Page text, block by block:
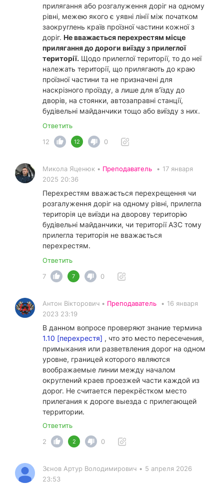
прилягання або розгалуження доріг на одному
рівні, межею якого є уявні лінії між початком
заокруглень країв проїзної частини кожної з
доріг. Не вважається перехрестям місце
прилягання до дороги виїзду з прилеглої
території. Щодо прилеглої території, то до неї
належать території, що прилягають до краю
проїзної частини та не призначені для
наскрізного проїзду, а лише для в’їзду до
дворів, на стоянки, автозаправні станції,
будівельні майданчики тощо або виїзду з них.
Ответить
12
12 0
Микола Яценюк • Преподаватель • 17 января
2025 20:36
Перехрестям вважається перехрещення чи
розгалуження доріг на одному рівні, прилегла
територія це виїзди на дворову територію
будівельні майданчики, чи території АЗС тому
прилегла територія не вважається
перехрестям.
Ответить
7
7 0
Антон Вікторович • Преподаватель • 16 января
2023 23:19
В данном вопросе проверяют знание термина
1.10 [перехрестя] , что это место пересечения,
примыкания или разветвления дорог на одном
уровне, границей которого являются
воображаемые линии между началом
округлений краев проезжей части каждой из
дорог. Не считается перекрёстком место
прилегания к дороге выезда с прилегающей
территории.
Ответить
2
2 0
Зєнов Артур Володимирович • 5 апреля 2026
23:53